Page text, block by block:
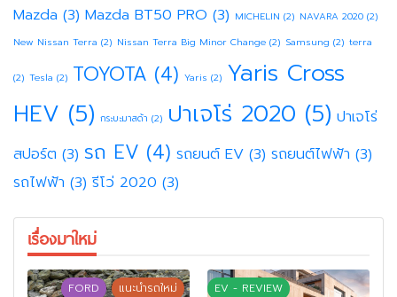
Mazda (3) Mazda BT50 PRO (3) MICHELIN (2) NAVARA 2020 (2)
New Nissan Terra (2) Nissan Terra Big Minor Change (2) Samsung (2) terra
(2) Tesla (2) TOYOTA (4) Yaris (2) Yaris Cross
HEV (5) กระบะมาสด้า (2) ปาเจโร่ 2020 (5) ปาเจโร่
สปอร์ต (3) รถ EV (4) รถยนต์ EV (3) รถยนต์ไฟฟ้า (3)
รถไฟฟ้า (3) รีโว่ 2020 (3)
เรื่องมาใหม่
FORD แนะนำรถใหม่
EV - REVIEW